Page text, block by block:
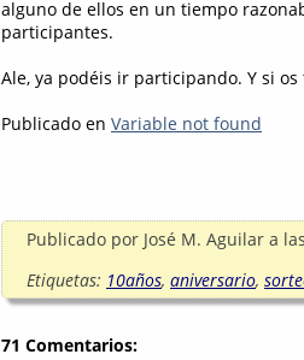
alguno de ellos en un tiempo
participantes.
Ale, ya podéis ir participando. Y si
Publicado en Variable not found
Publicado por José M. Aguilar a
Etiquetas: 10años, aniversario,
71 Comentarios: